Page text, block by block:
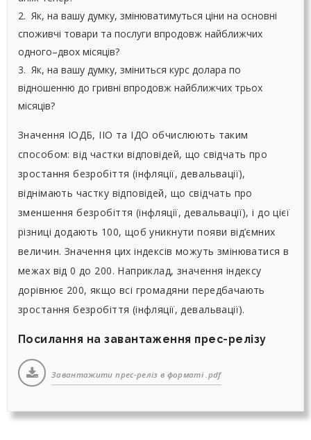
2. Як, на вашу думку, змінюватимуться ціни на основні
споживчі товари та послуги впродовж найближчих
одного–двох місяців?
3. Як, на вашу думку, зміниться курс долара по
відношенню до гривні впродовж найближчих трьох
місяців?
Значення ІОДБ, ІІО та ІДО обчислюють таким
способом: від частки відповідей, що свідчать про
зростання безробіття (інфляції, девальвації),
віднімають частку відповідей, що свідчать про
зменшення безробіття (інфляції, девальвації), і до цієї
різниці додають 100, щоб уникнути появи від’ємних
величин. Значення цих індексів можуть змінюватися в
межах від 0 до 200. Наприклад, значення індексу
дорівнює 200, якщо всі громадяни передбачають
зростання безробіття (інфляції, девальвації).
Посилання на завантаження прес-релізу
Завантажити прес-реліз в форматі .pdf